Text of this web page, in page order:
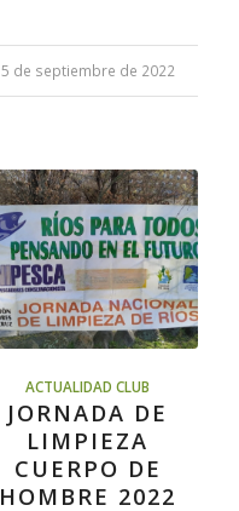
5 de septiembre de 2022
ACTUALIDAD CLUB
JORNADA DE
LIMPIEZA
CUERPO DE
HOMBRE 2022